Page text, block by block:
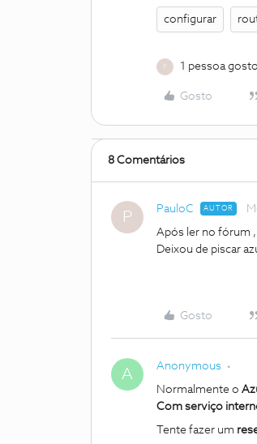
configurar
1 pessoa
Gosto
8 Comentários
P PauloC AUTOR
Após ler no fórum
Deixou de piscar
Gosto
A Anonymous
Normalmente o
Com serviço
Tente fazer um